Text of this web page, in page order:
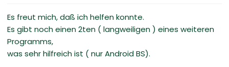
Es freut mich, daß ich helfen konnte.
Es gibt noch einen 2ten ( langweiligen ) eines weiteren
Programms,
was sehr hilfreich ist ( nur Android BS).